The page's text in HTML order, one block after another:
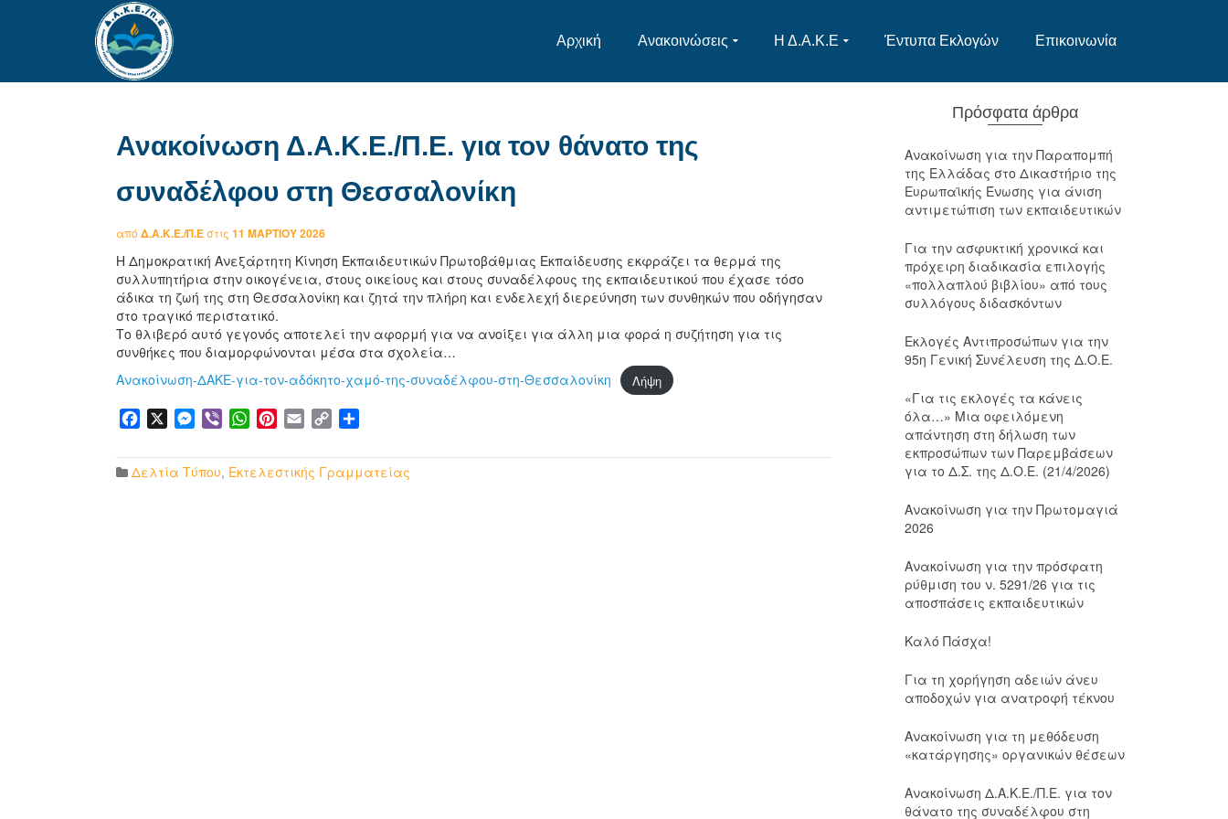
Αρχική Ανακοινώσεις Η Δ.Α.Κ.Ε Έντυπα Εκλογών Επικοινωνία
Ανακοίνωση Δ.Α.Κ.Ε./Π.Ε. για τον θάνατο της
συναδέλφου στη Θεσσαλονίκη
από Δ.Α.Κ.Ε./Π.Εστις 11 ΜΑΡΤΊΟΥ 2026
Η Δημοκρατική Ανεξάρτητη Κίνηση Εκπαιδευτικών Πρωτοβάθμιας Εκπαίδευσης εκφράζει τα θερμά της
συλλυπητήρια στην οικογένεια, στους οικείους και στους συναδέλφους της εκπαιδευτικού που έχασε τόσο
άδικα τη ζωή της στη Θεσσαλονίκη και ζητά την πλήρη και ενδελεχή διερεύνηση των συνθηκών που οδήγησαν
στο τραγικό περιστατικό.
Το θλιβερό αυτό γεγονός αποτελεί την αφορμή για να ανοίξει για άλλη μια φορά η συζήτηση για τις
συνθήκες που διαμορφώνονται μέσα στα σχολεία…
Ανακοίνωση-ΔΑΚΕ-για-τον-αδόκητο-χαμό-της-συναδέλφου-στη-Θεσσαλονίκη
Λήψη
Facebook Messenger
Viber WhatsApp
Pinterest
Email Copy
Δελτία Τύπου, Εκτελεστικής Γραμματείας
Πρόσφατα άρθρα
Ανακοίνωση για την Παραπομπή
της Ελλάδας στο Δικαστήριο της
Ευρωπαϊκής Ένωσης για άνιση
αντιμετώπιση των εκπαιδευτικών
Για την ασφυκτική χρονικά και
πρόχειρη διαδικασία επιλογής
«πολλαπλού βιβλίου» από τους
συλλόγους διδασκόντων
Εκλογές Αντιπροσώπων για την
95η Γενική Συνέλευση της Δ.Ο.Ε.
«Για τις εκλογές τα κάνεις
όλα…» Μια οφειλόμενη
απάντηση στη δήλωση των
εκπροσώπων των Παρεμβάσεων
για το Δ.Σ. της Δ.Ο.Ε. (21/4/2026)
Ανακοίνωση για την Πρωτομαγιά
2026
Ανακοίνωση για την πρόσφατη
ρύθμιση του ν. 5291/26 για τις
αποσπάσεις εκπαιδευτικών
Καλό Πάσχα!
Για τη χορήγηση αδειών άνευ
αποδοχών για ανατροφή τέκνου
Ανακοίνωση για τη μεθόδευση
«κατάργησης» οργανικών θέσεων
Ανακοίνωση Δ.Α.Κ.Ε./Π.Ε. για τον
θάνατο της συναδέλφου στη